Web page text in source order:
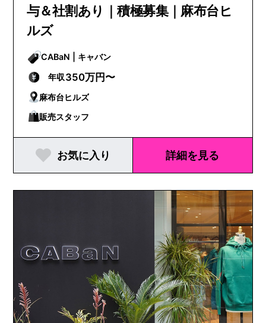
与＆社割あり｜積極募集｜麻布台ヒ
ルズ
CABaN | キャバン
年収350万円〜
麻布台ヒルズ
販売スタッフ
お気に入り 詳細を見る